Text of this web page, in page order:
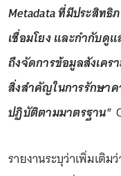
Metadata ที่มีประสิทธิ
เชื่อมโยง และกำกับดู
ถึงจัดการข้อมูลสังเค
สิ่งสำคัญในการรักษา
ปฏิบัติตามมาตรฐาน"
รายงานระบุว่าเพิ่มเติม